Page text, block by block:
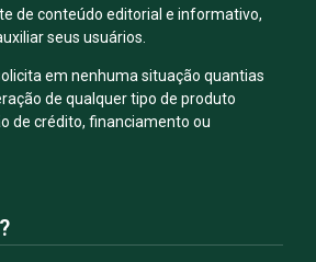
de conteúdo editorial e informativo,
seus usuários.
em nenhuma situação quantias
de qualquer tipo de produto
de crédito, financiamento ou